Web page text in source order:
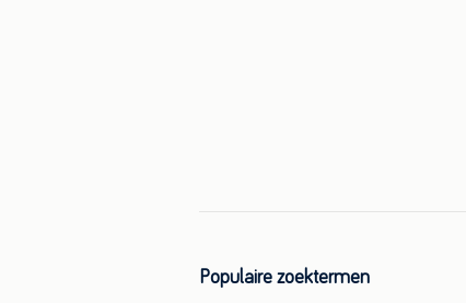
Populaire zoektermen